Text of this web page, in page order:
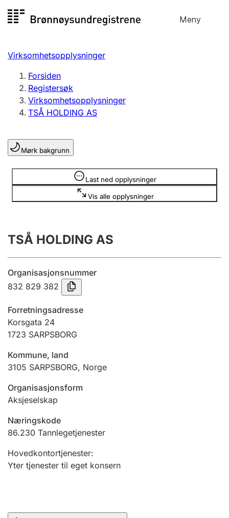
til
Meny
Registersøk
Aksjeselskap
Enkeltpersonforetak
Registrere, endre, slette
Lag og forening
Registrere, endre, slette
Årsregnskap
Innsending og forsinkelsesgebyr
Jeger
Ektepaktveileder
Offentlig sektor
Andre tema
Virksomhetsopplysninger
Forsiden
Registersøk
Virksomhetsopplysninger
TSÅ HOLDING AS
Mørk bakgrunn
Last ned opplysninger
Vis alle opplysninger
Opplysninger er skjult
TSÅ HOLDING AS
Organisasjonsnummer
832 829 382
Forretningsadresse
Korsgata 24
1723 SARPSBORG
Kommune, land
3105 SARPSBORG, Norge
Organisasjonsform
Aksjeselskap
Næringskode
86.230 Tannlegetjenester
Hovedkontortjenester:
Yter tjenester til eget konsern